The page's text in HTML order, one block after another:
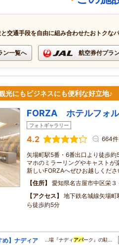
交通手段を自由に組み合わせたおトクな
ン一覧へ 航空券付プラ
光にもビジネスにも便利な好立地♪
FORZA ホテルフォ
フォトギャラリー
4.2 664件
矢場町駅5番・6番出口より徒歩
マホのミラーリングやキャストが
新しいFORZAへぜひお越しくださ
住所
愛知県名古屋市中区栄３
アクセス
地下鉄名城線矢場
ら徒歩約5分
め】ナディア
…場『ナディ アパーク』の駐…